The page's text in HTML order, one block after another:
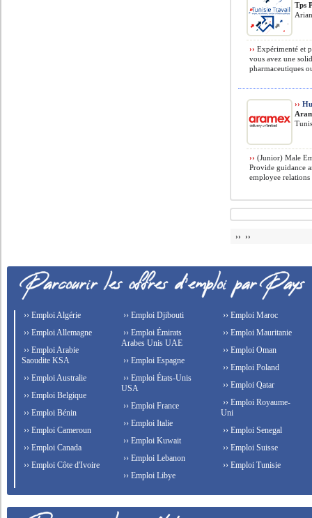
Tps
›› Expérimenté et
vous avez une
pharmaceutiques
››
›› (Junior) Male
Provide guidance
employee
›› ››
›› Emploi Algérie
›› Emploi Allemagne
›› Emploi Arabie
Saoudite KSA
›› Emploi Australie
›› Emploi Belgique
›› Emploi Bénin
›› Emploi Cameroun
›› Emploi Canada
›› Emploi Côte d'Ivoire
›› Emploi Djibouti
›› Emploi Émirats
Arabes Unis UAE
›› Emploi Espagne
›› Emploi États-Unis
USA
›› Emploi France
›› Emploi Italie
›› Emploi Kuwait
›› Emploi Lebanon
›› Emploi Libye
›› Emploi Maroc
›› Emploi Mauritanie
›› Emploi Oman
›› Emploi Poland
›› Emploi Qatar
›› Emploi Royaume-
Uni
›› Emploi Senegal
›› Emploi Suisse
›› Emploi Tunisie